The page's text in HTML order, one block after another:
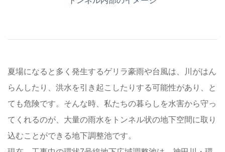
夏場になると多く発生するゲリラ豪雨や台風は、川がはん
らんしたり、洪水を引き起こしたりする可能性があり、と
ても危険です。そんな時、私たちの暮らしを水害から守っ
てくれるのが、大量の雨水をトンネル状の地下空間に取り
込むことができる地下調整池です。